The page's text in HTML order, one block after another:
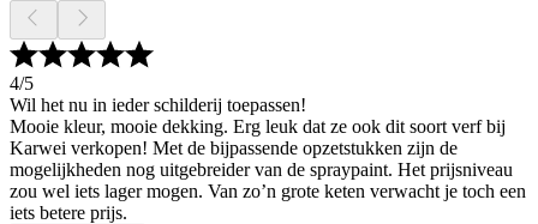
4/5
Wil het nu in ieder schilderij toepassen!
Mooie kleur, mooie dekking. Erg leuk dat ze ook dit soort verf bij
Karwei verkopen! Met de bijpassende opzetstukken zijn de
mogelijkheden nog uitgebreider van de spraypaint. Het prijsniveau
zou wel iets lager mogen. Van zo’n grote keten verwacht je toch een
iets betere prijs.